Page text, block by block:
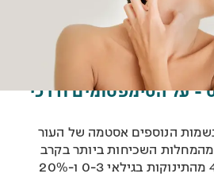
- על הסימפטומים ודרכי
הנוספים אסטמה של העור
השכיחות ביותר בקרב
תינוקות וילדים. כ-40% מהתינוקות בגילאי 0-3 ו-20%